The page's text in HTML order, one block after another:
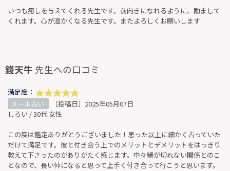
いつも癒しを与えてくれる先生です。前向きになれるように、励まして
くれます。心が温かくなる先生です。またよろしくお願いします
錢天牛 先生への口コミ
満足度：
メール占い
［投稿日］2025年05月07日
しろい / 30代 女性
この度は鑑定ありがとうございました！思った以上に細かく占っていた
だけて満足です。彼と付き合う上でのメリットとデメリットをはっきり
教えて下さったのがありがたく感じます。中々縁が切れない関係とのこ
となので、長い仲になると思って上手く付き合って行こうと思います。